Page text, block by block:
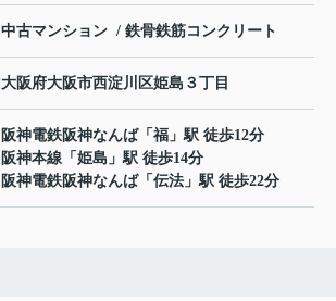
中古マンション / 鉄骨鉄筋コンクリート
大阪府大阪市西淀川区姫島 ３丁目
阪神電鉄阪神なんば「 福 」駅 徒歩12分
阪神本線 「 姫島 」駅 徒歩14分
阪神電鉄阪神なんば「 伝法 」駅 徒歩22分